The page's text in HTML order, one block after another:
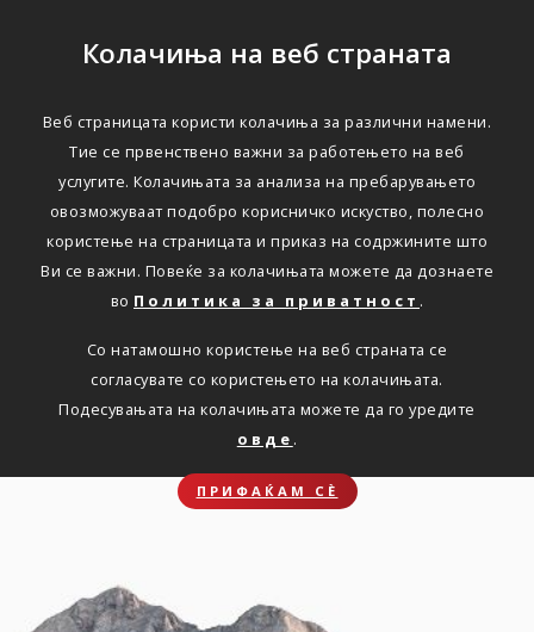
Колачиња на веб страната
Веб страницата користи колачиња за различни намени.
Тие се првенствено важни за работењето на веб
услугите. Колачињата за анализа на пребарувањето
овозможуваат подобро корисничко искуство, полесно
користење на страницата и приказ на содржините што
Ви се важни. Повеќе за колачињата можете да дознаете
во Политика за приватност .
Со натамошно користење на веб страната се
согласувате со користењето на колачињата.
Подесувањата на колачињата можете да го уредите
овде .
ПРИФАЌАМ СЀ
Opozorilo
Nobene najdene vsebine za: ‭triglav.mk/index/vesti/vest/press-
02.06.2025‭
Opozorilo
Nobene najdene vsebine za: ‭triglav.mk/index/vesti/vest/press-